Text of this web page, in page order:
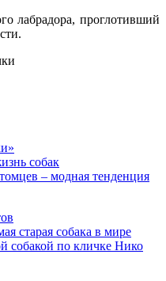
лабрадора, проглотивший
собак
– модная тенденция
старая собака в мире
собакой по кличке Нико